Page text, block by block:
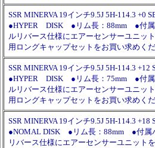
SSR MINERVA 19インチ9.5J 5H-114.3 +0
●HYPER DISK ●リム長：88mm ●付
ルリバース仕様にエアーセンサーユニッ
用ロングキャップセットをお買い求めくだ
SSR MINERVA 19インチ9.5J 5H-114.3
●HYPER DISK ●リム長：75mm ●付
ルリバース仕様にエアーセンサーユニッ
用ロングキャップセットをお買い求めくだ
SSR MINERVA 19インチ9.5J 5H-114.3
●NOMAL DISK ●リム長：88mm ●付
リバース仕様にエアーセンサーユニット